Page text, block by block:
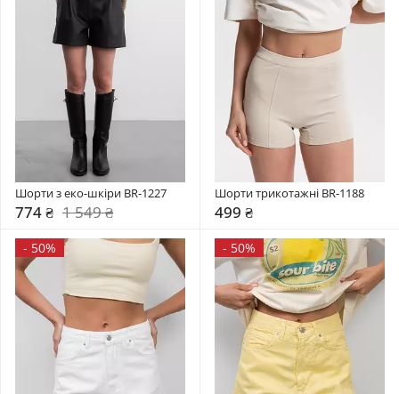
Шорти з еко-шкіри BR-1227
774 ₴ 1 549 ₴
Шорти трикотажні BR-1188
499 ₴
- 50% - 50%